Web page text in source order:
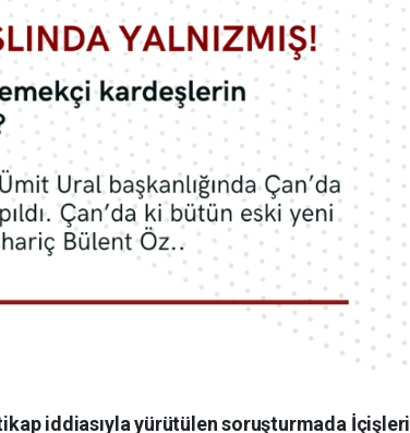
iddiasıyla yürütülen soruşturmada İçişleri